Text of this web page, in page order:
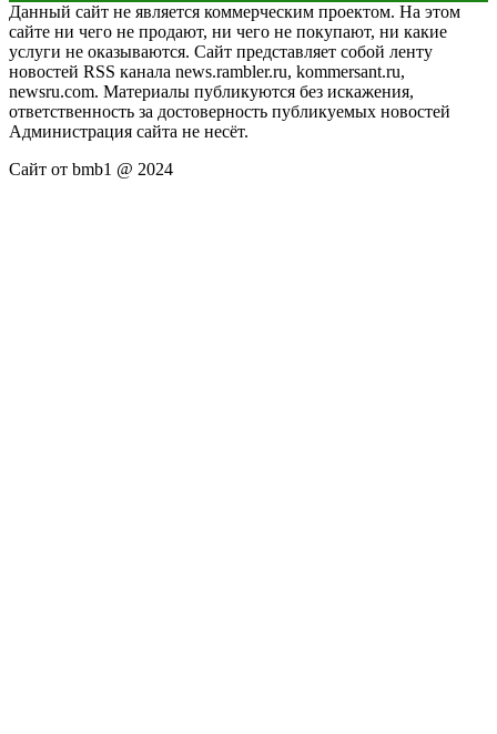
Данный сайт не является коммерческим проектом. На этом
сайте ни чего не продают, ни чего не покупают, ни какие
услуги не оказываются. Сайт представляет собой ленту
новостей RSS канала news.rambler.ru, kommersant.ru,
newsru.com. Материалы публикуются без искажения,
ответственность за достоверность публикуемых новостей
Администрация сайта не несёт.
Сайт от bmb1 @ 2024